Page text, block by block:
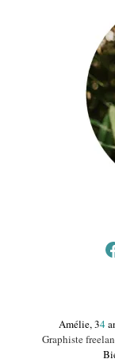
Amélie, 34
Graphiste